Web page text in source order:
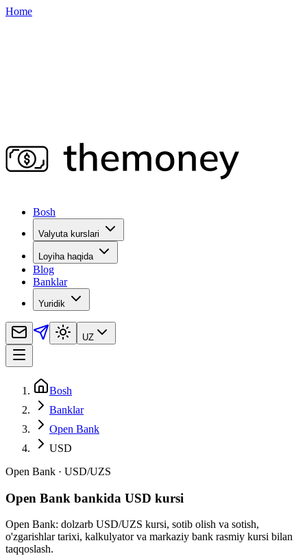
Home
Bosh
Valyuta kurslari
Loyiha haqida
Blog
Banklar
Yuridik
UZ
Bosh
Banklar
Open Bank
USD
Open Bank · USD/UZS
Open Bank bankida USD kursi
Open Bank: dolzarb USD/UZS kursi, sotib olish va sotish,
o'zgarishlar tarixi, kalkulyator va markaziy bank rasmiy kursi bilan
taqqoslash.